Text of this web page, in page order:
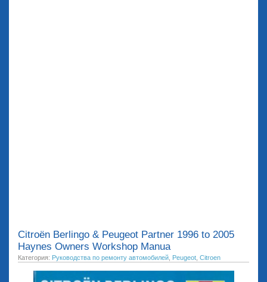
Citroёn Berlingo & Peugeot Partner 1996 to 2005
Haynes Owners Workshop Manua
Категория: Руководства по ремонту автомобилей Peugeot Citroen